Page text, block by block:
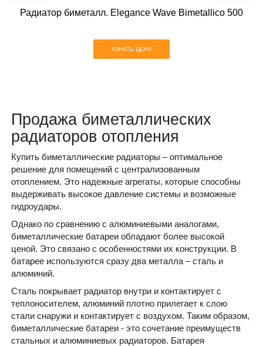
Радиатор биметалл. Elegance Wave Bimetallico 500
УЗНАТЬ ЦЕНУ
Продажа биметаллических
радиаторов отопления
Купить биметаллические радиаторы – оптимальное
решение для помещений с централизованным
отоплением. Это надежные агрегаты, которые способны
выдерживать высокое давление системы и возможные
гидроудары.
Однако по сравнению с алюминиевыми аналогами,
биметаллические батареи обладают более высокой
ценой. Это связано с особенностями их конструкции. В
батарее используются сразу два металла – сталь и
алюминий.
Сталь покрывает радиатор внутри и контактирует с
теплоносителем, алюминий плотно прилегает к слою
стали снаружи и контактирует с воздухом. Таким образом,
биметаллические батареи - это сочетание преимуществ
стальных и алюминиевых радиаторов. Батарея